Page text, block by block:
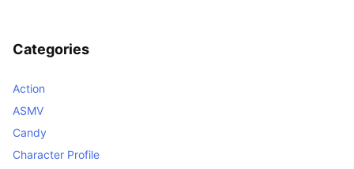
Categories
Action
ASMV
Candy
Character Profile